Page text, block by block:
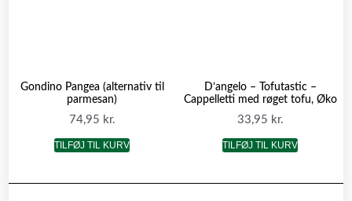
Gondino Pangea (alternativ til
parmesan)
74,95 kr.
TILFØJ TIL KURV
D’angelo – Tofutastic –
Cappelletti med røget tofu, Øko
33,95 kr.
TILFØJ TIL KURV